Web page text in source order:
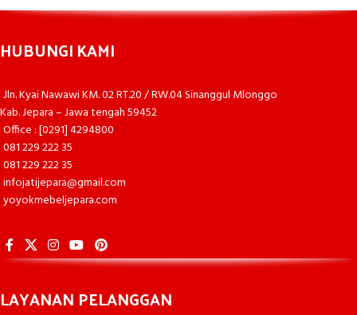
HUBUNGI KAMI
Jln. Kyai Nawawi KM. 02 RT.20 / RW.04 Sinanggul Mlonggo
Kab. Jepara – Jawa tengah 59452
Office : [0291] 4294800
081 229 222 35
081 229 222 35
infojatijepara@gmail.com
yoyokmebeljepara.com
LAYANAN PELANGGAN